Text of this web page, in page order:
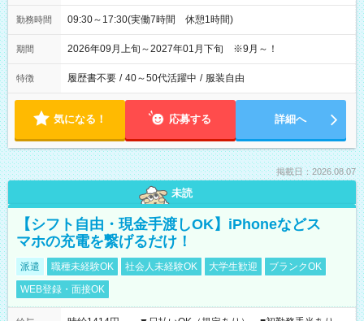
勤務時間 09:30～17:30(実働7時間 休憩1時間)
期間 2026年09月上旬～2027年01月下旬 ※9月～！
特徴 履歴書不要 / 40～50代活躍中 / 服装自由
気になる！ 応募する 詳細へ
掲載日：2026.08.07
未読
【シフト自由・現金手渡しOK】iPhoneなどス
マホの充電を繋げるだけ！
派遣 職種未経験OK 社会人未経験OK 大学生歓迎
ブランクOK
WEB登録・面接OK